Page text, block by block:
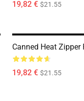
19,82 € $21.55
Canned Heat Zipper
19,82 € $21.55